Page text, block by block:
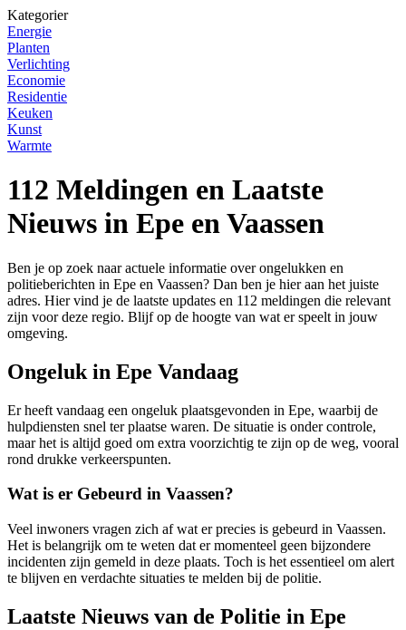
Kategorier
Energie
Planten
Verlichting
Economie
Residentie
Keuken
Kunst
Warmte
112 Meldingen en Laatste
Nieuws in Epe en Vaassen
Ben je op zoek naar actuele informatie over ongelukken en
politieberichten in Epe en Vaassen? Dan ben je hier aan het juiste
adres. Hier vind je de laatste updates en 112 meldingen die relevant
zijn voor deze regio. Blijf op de hoogte van wat er speelt in jouw
omgeving.
Ongeluk in Epe Vandaag
Er heeft vandaag een ongeluk plaatsgevonden in Epe, waarbij de
hulpdiensten snel ter plaatse waren. De situatie is onder controle,
maar het is altijd goed om extra voorzichtig te zijn op de weg, vooral
rond drukke verkeerspunten.
Wat is er Gebeurd in Vaassen?
Veel inwoners vragen zich af wat er precies is gebeurd in Vaassen.
Het is belangrijk om te weten dat er momenteel geen bijzondere
incidenten zijn gemeld in deze plaats. Toch is het essentieel om alert
te blijven en verdachte situaties te melden bij de politie.
Laatste Nieuws van de Politie in Epe